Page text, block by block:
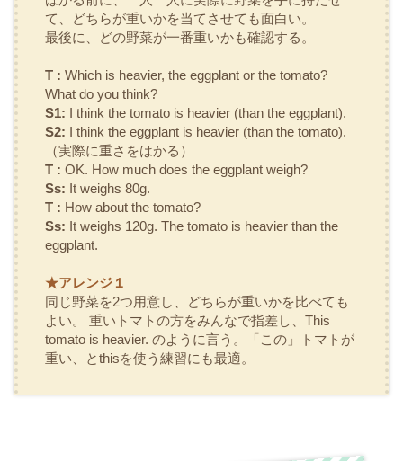
て、どちらが重いかを当てさせても面白い。
最後に、どの野菜が一番重いかも確認する。
T : Which is heavier, the eggplant or the tomato?
What do you think?
S1: I think the tomato is heavier (than the eggplant).
S2: I think the eggplant is heavier (than the tomato).
（実際に重さをはかる）
T : OK. How much does the eggplant weigh?
Ss: It weighs 80g.
T : How about the tomato?
Ss: It weighs 120g. The tomato is heavier than the
eggplant.
★アレンジ１
同じ野菜を2つ用意し、どちらが重いかを比べても
よい。 重いトマトの方をみんなで指差し、 This
tomato is heavier. のように言う。「この」トマトが
重い、とthisを使う練習にも最適。